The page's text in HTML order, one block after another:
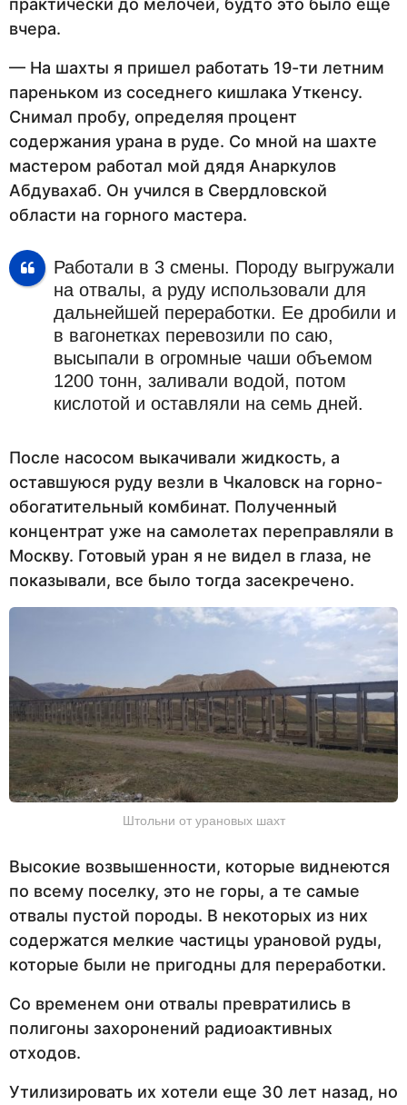
практически до мелочей, будто это было еще
вчера.
— На шахты я пришел работать 19-ти летним
пареньком из соседнего кишлака Уткенсу.
Снимал пробу, определяя процент
содержания урана в руде. Со мной на шахте
мастером работал мой дядя Анаркулов
Абдувахаб. Он учился в Свердловской
области на горного мастера.
Работали в 3 смены. Породу выгружали
на отвалы, а руду использовали для
дальнейшей переработки. Ее дробили и
в вагонетках перевозили по саю,
высыпали в огромные чаши объемом
1200 тонн, заливали водой, потом
кислотой и оставляли на семь дней.
После насосом выкачивали жидкость, а
оставшуюся руду везли в Чкаловск на горно-
обогатительный комбинат. Полученный
концентрат уже на самолетах переправляли в
Москву. Готовый уран я не видел в глаза, не
показывали, все было тогда засекречено.
Штольни от урановых шахт
Высокие возвышенности, которые виднеются
по всему поселку, это не горы, а те самые
отвалы пустой породы. В некоторых из них
содержатся мелкие частицы урановой руды,
которые были не пригодны для переработки.
Со временем они отвалы превратились в
полигоны захоронений радиоактивных
отходов.
Утилизировать их хотели еще 30 лет назад, но